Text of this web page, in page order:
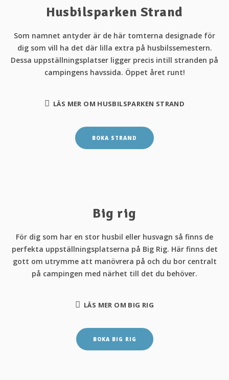
Husbilsparken Strand
Som namnet antyder är de här tomterna designade för
dig som vill ha det där lilla extra på husbilssemestern.
Dessa uppställningsplatser ligger precis intill stranden på
campingens havssida. Öppet året runt!
LÄS MER OM HUSBILSPARKEN STRAND
BOKA STRAND
Big rig
För dig som har en stor husbil eller husvagn så finns de
perfekta uppställningsplatserna på Big Rig. Här finns det
gott om utrymme att manövrera på och du bor centralt
på campingen med närhet till det du behöver.
LÄS MER OM BIG RIG
BOKA BIG RIG